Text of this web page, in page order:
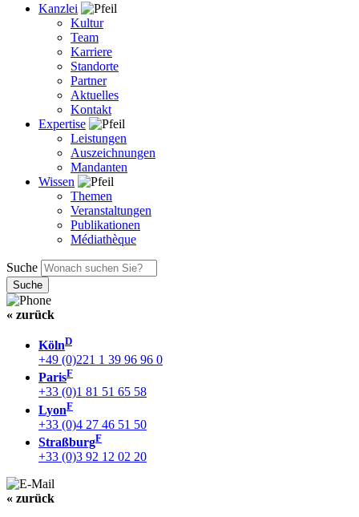
Kanzlei
Kultur
Team
Karriere
Standorte
Partner
Aktuelles
Kontakt
Expertise
Leistungen
Auszeichnungen
Mandanten
Wissen
Themen
Veranstaltungen
Publikationen
Médiathèque
Suche
« zurück
KölnD
+49 (0)221 1 39 96 96 0
ParisF
+33 (0)1 81 51 65 58
LyonF
+33 (0)4 27 46 51 50
StraßburgF
+33 (0)3 92 12 02 20
« zurück